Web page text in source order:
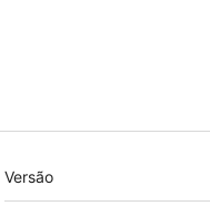
Meta
Versão